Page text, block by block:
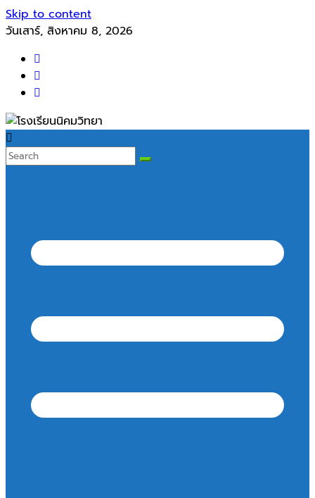
Skip to content
วันเสาร์, สิงหาคม 8, 2026